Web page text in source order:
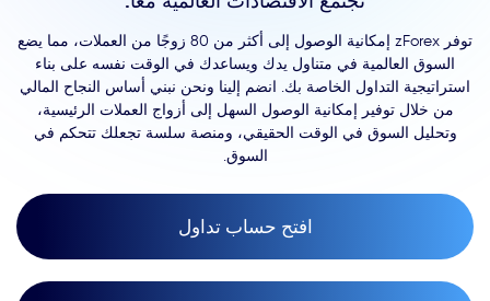
توفر zForex إمكانية الوصول إلى أكثر من 80 زوجًا من العملات، مما يضع
السوق العالمية في متناول يدك ويساعدك في الوقت نفسه على بناء
استراتيجية التداول الخاصة بك. انضم إلينا ونحن نبني أساس النجاح المالي
من خلال توفير إمكانية الوصول السهل إلى أزواج العملات الرئيسية،
وتحليل السوق في الوقت الحقيقي، ومنصة سلسة تجعلك تتحكم في
السوق.
افتح حساب تداول